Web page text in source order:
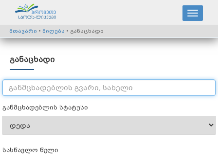
მთავარი • მიღება • განაცხადი
განაცხადი
განმცხადებლის სტატუსი
სასწავლო წელი